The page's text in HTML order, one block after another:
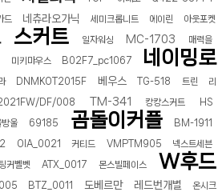
드 네츄라오가닉 세미크롭니트 에이린 아웃포켓
스커트 일자워싱 MC-1703 매력을
미키마우스 B02F7_pc1067
네이밍로
DNMKOT2015F 베우스 TG-518 트린 리
DF/008 TM-341 캉캉스커트 HS
방울 69185 곰돌이커플 BM-1911
OIA_0021 커티드 VMPTM905 넥스트세븐
팅커벨벳 ATX_0017 몬스빌페이스
W후드
BTZ_0011 도베르만 레드번개별
온시크